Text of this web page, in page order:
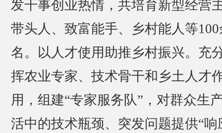
发干事创业热情，共培育新型经营
带头人、致富能手、乡村能人等100
名。以人才使用助推乡村振兴。充
挥农业专家、技术骨干和乡土人才
用，组建“专家服务队”，对群众生
活中的技术瓶颈、突发问题提供“响